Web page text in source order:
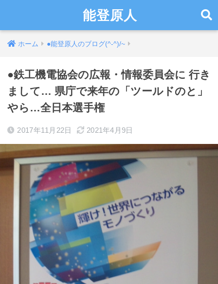
能登原人
ホーム ●能登原人のブログ(^-^)/~
●鉄工機電協会の広報・情報委員会に 行き
まして… 県庁で来年の「ツールドのと」
やら…全日本選手権
2017年11月22日 2021年4月9日